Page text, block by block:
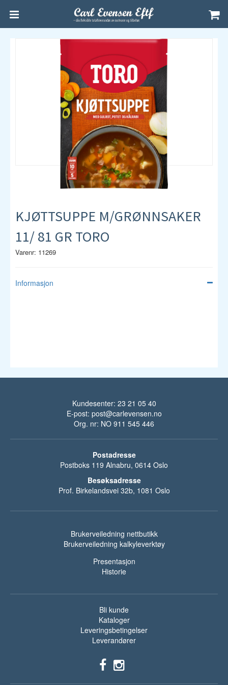
KJØTTSUPPE M/GRØNNSAKER
11/ 81 GR TORO
Varenr: 11269
Informasjon
Kundesenter: 23 21 05 40
E-post: post@carlevensen.no
Org. nr: NO 911 545 446
Postadresse
Postboks 119 Alnabru, 0614 Oslo
Besøksadresse
Prof. Birkelandsvei 32b, 1081 Oslo
Brukerveiledning nettbutikk
Brukerveiledning kalkyleverktøy
Presentasjon
Historie
Bli kunde
Kataloger
Leveringsbetingelser
Leverandører